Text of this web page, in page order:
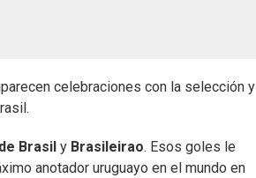
celebraciones con la selección y
Brasil y Brasileirao. Esos goles le
anotador uruguayo en el mundo en